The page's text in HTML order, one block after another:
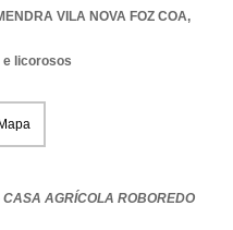
VILA NOVA FOZ COA,
e licorosos
CASA AGRÍCOLA ROBOREDO